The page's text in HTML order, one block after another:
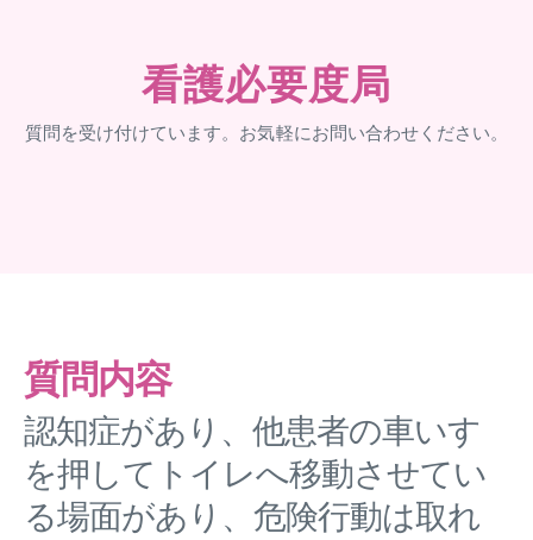
看護必要度局
質問を受け付けています。お気軽にお問い合わせください。
質問内容
認知症があり、他患者の車いす
を押してトイレへ移動させてい
る場面があり、危険行動は取れ